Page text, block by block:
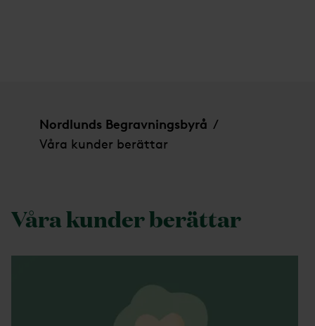
Nordlunds Begravningsbyrå /
Våra kunder berättar
Våra kunder berättar